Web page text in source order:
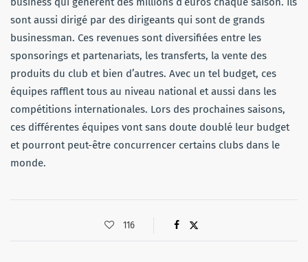
sont aussi dirigé par des dirigeants qui sont de grands
businessman. Ces revenues sont diversifiées entre les
sponsorings et partenariats, les transferts, la vente des
produits du club et bien d’autres. Avec un tel budget, ces
équipes rafflent tous au niveau national et aussi dans les
compétitions internationales. Lors des prochaines saisons,
ces différentes équipes vont sans doute doublé leur budget
et pourront peut-être concurrencer certains clubs dans le
monde.
116